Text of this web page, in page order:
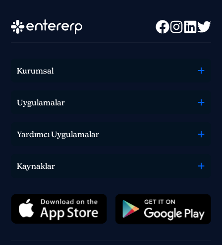
Kurumsal
Uygulamalar
Yardımcı Uygulamalar
Kaynaklar
Satış, destek veya teknik ekibimizle iletişime geçin
Yorum, soru veya geri bildirimlerinizi bizimle